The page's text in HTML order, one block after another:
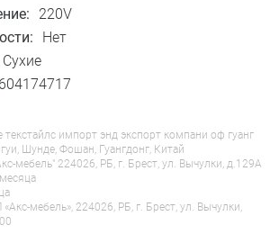
220V
Нет
Сухие
импорт энд экспорт компани оф гуанг
Шунде, Фошан, Гуангдонг, Китай
мебель" 224026, РБ, г. Брест, ул. Вычулки, д.129А
мебель», 224026, РБ, г. Брест, ул. Вычулки,